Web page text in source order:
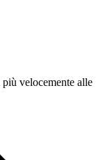
velocemente alle